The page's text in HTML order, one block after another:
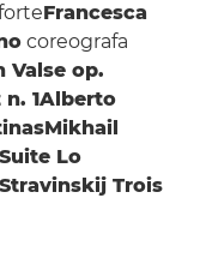
Francesca
coreografa
Valse op.
1Alberto
Mikhail
Lo
Trois